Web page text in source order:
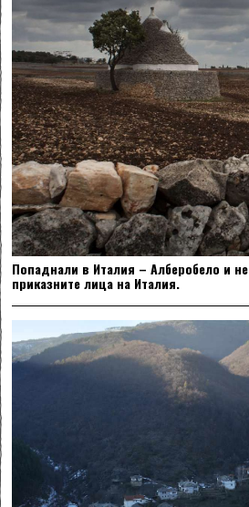
Попаднали в Италия – Алберобело и
приказните лица на Италия.